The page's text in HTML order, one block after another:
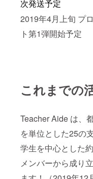
次発送予定
2019年4月上旬 プ
ト第1弾開始予定
これまでの
Teacher Aide は、
を単位とした25の支
学生を中心とした
メンバーから成り